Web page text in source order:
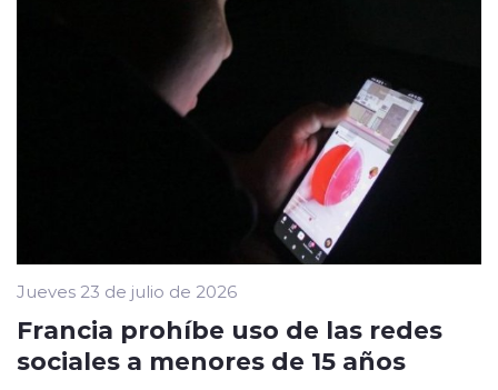
Jueves 23 de julio de 2026
Francia prohíbe uso de las redes
sociales a menores de 15 años